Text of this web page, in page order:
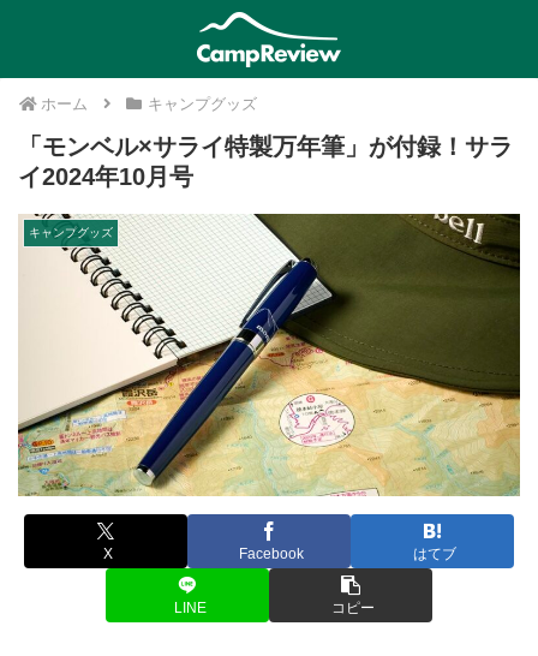
ホーム キャンプグッズ
「モンベル×サライ特製万年筆」が付録！サラ
イ2024年10月号
キャンプグッズ
X Facebook はてブ
LINE コピー